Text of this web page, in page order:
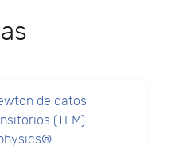
de datos
(TEM)